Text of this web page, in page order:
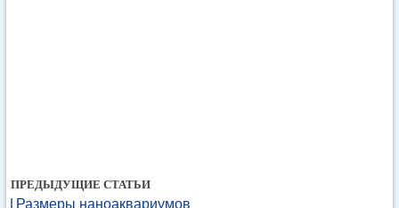
ПРЕДЫДУЩИЕ СТАТЬИ
Размеры наноаквариумов